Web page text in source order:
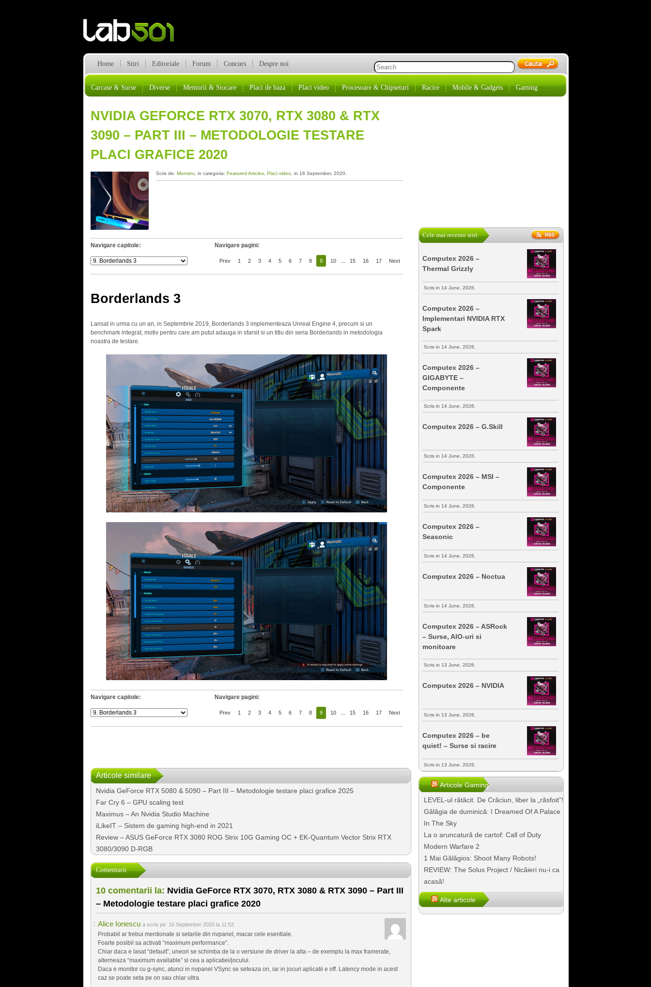
Home Stiri Editoriale Forum Concurs Despre noi
Carcase & Surse Diverse Memorii & Stocare Placi de baza Placi video Procesoare & Chipseturi Racire Mobile & Gadgets Gaming
NVIDIA GEFORCE RTX 3070, RTX 3080 & RTX
3090 – PART III – METODOLOGIE TESTARE
PLACI GRAFICE 2020
Scris de: Monstru , in categoria: Featured Articles, Placi video, in 16 September, 2020.
Navigare capitole: Navigare pagini:
Prev 1 2 3 4 5 6 7 8 9 10 15 16 17 Next
Borderlands 3
Lansat in urma cu un an, in Septembrie 2019, Borderlands 3 implementeaza Unreal Engine 4, precum si un
benchmark integrat, motiv pentru care am putut adauga in sfarsit si un titlu din seria Borderlands in metodologia
noastra de testare.
Navigare capitole: Navigare pagini:
Prev 1 2 3 4 5 6 7 8 9 10 15 16 17 Next
Articole similare
Nvidia GeForce RTX 5080 & 5090 – Part III – Metodologie testare placi grafice 2025
Far Cry 6 – GPU scaling test
Maximus – An Nvidia Studio Machine
iLikeIT – Sistem de gaming high-end in 2021
Review – ASUS GeForce RTX 3080 ROG Strix 10G Gaming OC + EK-Quantum Vector Strix RTX
3080/3090 D-RGB
Comentarii
10 comentarii la: Nvidia GeForce RTX 3070, RTX 3080 & RTX 3090 – Part III
– Metodologie testare placi grafice 2020
Alice Ionescu a scris pe: 16 September 2020 la 11:52
Probabil ar trebui mentionate si setarile din nvpanel, macar cele esentiale.
Foarte posibil sa activati “maximum performance”.
Chiar daca e lasat “default”, uneori se schimba de la o versiune de driver la alta – de exemplu la max framerate,
alterneaza “maximum available” si cea a aplicatiei/jocului.
Daca e monitor cu g-sync, atunci in nvpanel VSync se seteaza on, iar in jocuri aplicatii e off. Latency mode in acest
caz se poate seta pe on sau chiar ultra.
Cele mai recente stiri
Computex 2026 –
Thermal Grizzly
Scris in 14 June, 2026.
Computex 2026 –
Implementari NVIDIA RTX
Spark
Scris in 14 June, 2026.
Computex 2026 –
GIGABYTE –
Componente
Scris in 14 June, 2026.
Computex 2026 – G.Skill
Scris in 14 June, 2026.
Computex 2026 – MSI –
Componente
Scris in 14 June, 2026.
Computex 2026 –
Seasonic
Scris in 14 June, 2026.
Computex 2026 – Noctua
Scris in 14 June, 2026.
Computex 2026 – ASRock
– Surse, AIO-uri si
monitoare
Scris in 13 June, 2026.
Computex 2026 – NVIDIA
Scris in 13 June, 2026.
Computex 2026 – be
quiet! – Surse si racire
Scris in 13 June, 2026.
Articole Gaming
LEVEL-ul rătăcit. De Crăciun, liber la „răsfoit”!
Gălăgia de duminică: I Dreamed Of A Palace
In The Sky
La o aruncatură de cartof: Call of Duty
Modern Warfare 2
1 Mai Gălăgios: Shoot Many Robots!
REVIEW: The Solus Project / Nicăieri nu-i ca
acasă!
Alte articole